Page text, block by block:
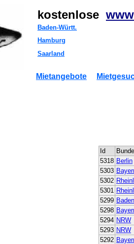
kostenlose
Baden-Württ.
Hamburg
Saarland
Mietangebote
Id
5318 Berlin
5303
5302
5301
5299
5298
5294 NRW
5293 NRW
5292